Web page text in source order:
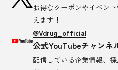
お得なクーポンやイベン
えます！
@Vdrug_official
公式YouTubeチャンネ
配信している企業情報、